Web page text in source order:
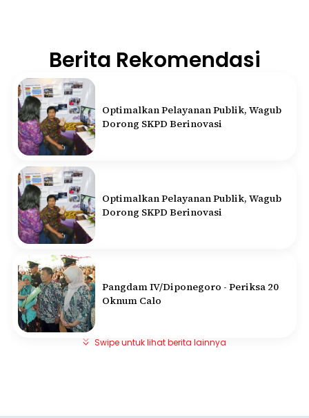
Berita Rekomendasi
Optimalkan Pelayanan Publik, Wagub
Dorong SKPD Berinovasi
Optimalkan Pelayanan Publik, Wagub
Dorong SKPD Berinovasi
Pangdam IV/Diponegoro - Periksa 20
Oknum Calo
Swipe untuk lihat berita lainnya